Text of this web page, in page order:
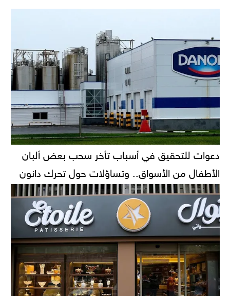
دعوات للتحقيق في أسباب تأخر سحب بعض ألبان
الأطفال من الأسواق.. وتساؤلات حول تحرك دانون